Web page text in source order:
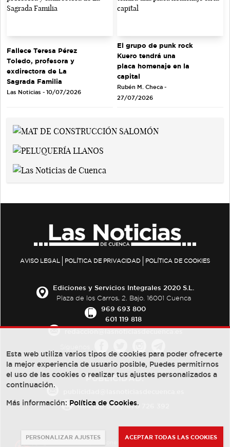
Fallece Teresa Pérez
Toledo, profesora y
exdirectora de La
Sagrada Familia
Las Noticias - 10/07/2026
El grupo de punk rock
Kuero tendrá una
placa homenaje en la
capital
Rubén M. Checa -
27/07/2026
AVISO LEGAL POLÍTICA DE PRIVACIDAD POLÍTICA DE COOKIES
Ediciones y Servicios Integrales 2020 S.L.
Plaza de los Carros, 2. Bajo. 16001 Cuenca
969 693 800
601 119 818
PUBLICIDAD:
684 126 573/670 726 392
Esta web utiliza varios tipos de cookies para poder ofrecerte
la mejor experiencia de usuario posible, Puedes permitirnos
el uso de las cookies o realizar tus ajustes personalizados a
continuación.
Más información: Política de Cookies.
PERSONALIZAR AJUSTES ACEPTAR TODAS LAS COOKIES